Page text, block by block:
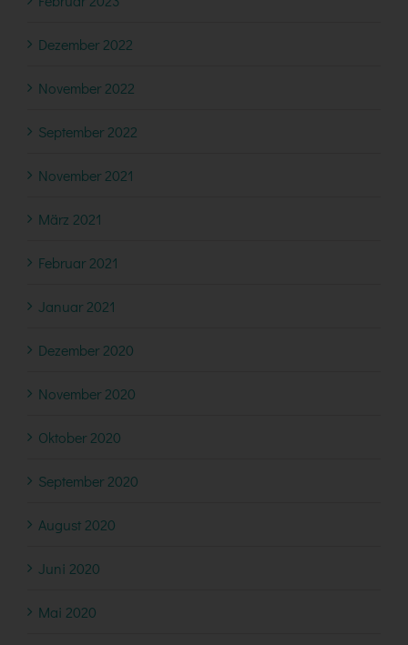
Dezember 2022
November 2022
September 2022
November 2021
März 2021
Februar 2021
Januar 2021
Dezember 2020
November 2020
Oktober 2020
September 2020
August 2020
Juni 2020
Mai 2020